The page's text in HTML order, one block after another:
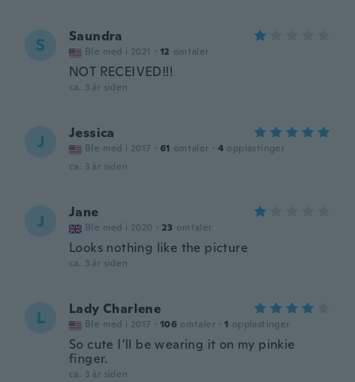
S Saundra
Ble med i 2021 · 12 omtaler
NOT RECEIVED!!!
ca. 3 år siden
J Jessica
Ble med i 2017 · 61 omtaler · 4 opplastinger
ca. 3 år siden
J Jane
Ble med i 2020 · 23 omtaler
Looks nothing like the picture
ca. 3 år siden
L Lady Charlene
Ble med i 2017 · 106 omtaler · 1 opplastinger
So cute I’ll be wearing it on my pinkie
finger.
ca. 3 år siden